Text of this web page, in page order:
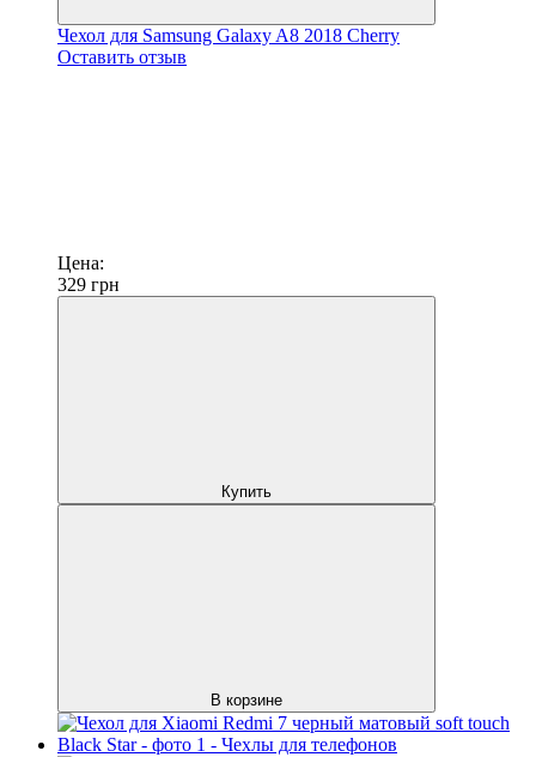
Чехол для Samsung Galaxy A8 2018 Cherry
Оставить отзыв
Цена:
329 грн
Купить
В корзине